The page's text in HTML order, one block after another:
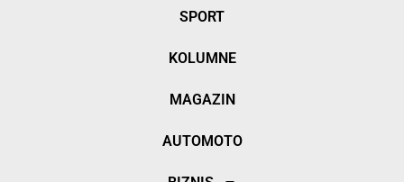
SPORT
KOLUMNE
MAGAZIN
AUTOMOTO